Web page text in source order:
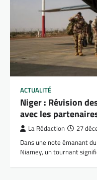
ACTUALITÉ
Niger : Révision
avec les
La Rédaction 27
Dans une note émanant
Niamey, un tournant